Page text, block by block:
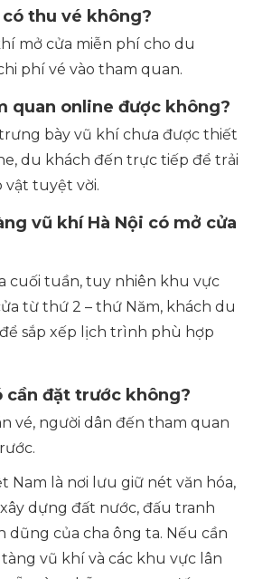
thu vé không?
mở cửa miễn phí cho du
phí vé vào tham quan.
quan online được không?
bày vũ khí chưa được thiết
du khách đến trực tiếp để trải
vật tuyệt vời.
vũ khí Hà Nội có mở cửa
cuối tuần, tuy nhiên khu vực
từ thứ 2 – thứ Năm, khách du
sắp xếp lịch trình phù hợp
cần đặt trước không?
vé, người dân đến tham quan
Nam là nơi lưu giữ nét văn hóa,
dựng đất nước, đấu tranh
dũng của cha ông ta. Nếu cần
vũ khí và các khu vực lân